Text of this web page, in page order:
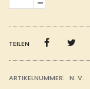
TRINKFLASCHE
TEILEN
ARTIKELNUMMER: N. V.